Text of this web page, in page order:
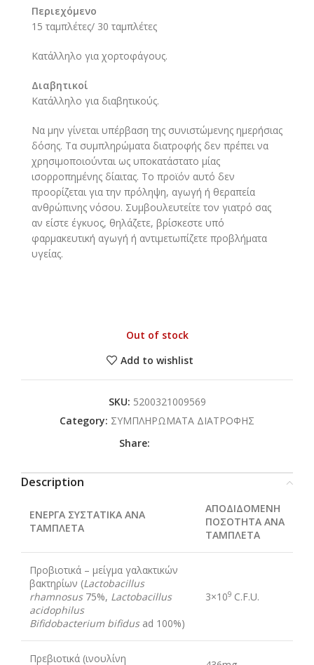
Περιεχόμενο
15 ταμπλέτες/ 30 ταμπλέτες
Κατάλληλο για χορτοφάγους.
Διαβητικοί
Κατάλληλο για διαβητικούς.
Να μην γίνεται υπέρβαση της συνιστώμενης ημερήσιας
δόσης. Τα συμπληρώματα διατροφής δεν πρέπει να
χρησιμοποιούνται ως υποκατάστατο μίας
ισορροπημένης δίαιτας. Το προϊόν αυτό δεν
προορίζεται για την πρόληψη, αγωγή ή θεραπεία
ανθρώπινης νόσου. Συμβουλευτείτε τον γιατρό σας
αν είστε έγκυος, θηλάζετε, βρίσκεστε υπό
φαρμακευτική αγωγή ή αντιμετωπίζετε προβλήματα
υγείας.
Out of stock
Add to wishlist
SKU: 5200321009569
Category: ΣΥΜΠΛΗΡΩΜΑΤΑ ΔΙΑΤΡΟΦΗΣ
Share:
Description
ΕΝΕΡΓΑ ΣΥΣΤΑΤΙΚΑ ΑΝΑ
TAMΠΛΕΤΑ
ΑΠΟΔΙΔΟΜΕΝΗ
ΠΟΣΟΤΗΤΑ ΑΝΑ
ΤΑΜΠΛΕΤΑ
Προβιοτικά – μείγμα γαλακτικών
βακτηρίων (Lactobacillus
rhamnosus75%, Lactobacillus
acidophilus
Bifidobacterium bifidus ad 100%)
3×109 C.F.U.
Πρεβιοτικά (ινουλίνη